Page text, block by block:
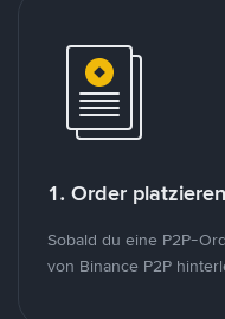
1. Order platzieren
Sobald du eine P2P-
von Binance P2P